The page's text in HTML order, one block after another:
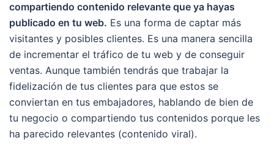
compartiendo contenido relevante que ya hayas
publicado en tu web. Es una forma de captar más
visitantes y posibles clientes. Es una manera sencilla
de incrementar el tráfico de tu web y de conseguir
ventas. Aunque también tendrás que trabajar la
fidelización de tus clientes para que estos se
conviertan en tus embajadores, hablando de bien de
tu negocio o compartiendo tus contenidos porque les
ha parecido relevantes (contenido viral).